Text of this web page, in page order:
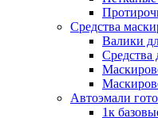
Средства
Валики
Средства
Автоэмали
1к